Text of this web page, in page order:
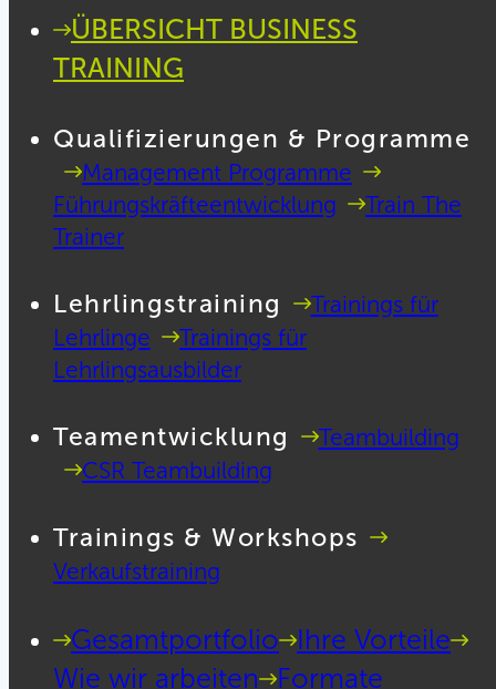
ÜBERSICHT BUSINESS
TRAINING
Qualifizierungen & Programme
Management Programme
Führungskräfteentwicklung
Train The
Trainer
Lehrlingstraining
Trainings für
Lehrlinge
Trainings für
Lehrlingsausbilder
Teamentwicklung
Teambuilding
CSR Teambuilding
Trainings & Workshops
Verkaufstraining
Gesamtportfolio
Ihre Vorteile
Wie wir arbeiten
Formate